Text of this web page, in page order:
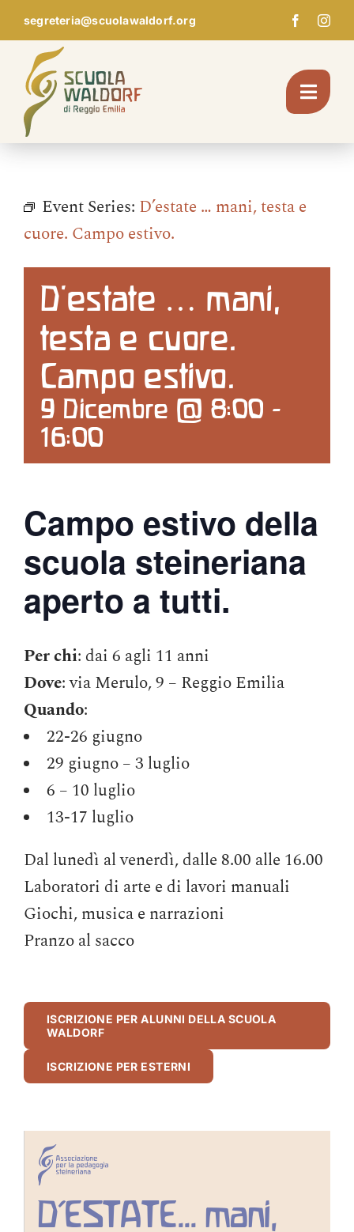
Skip
to
content
segreteria@scuolawaldorf.org
Giardino d’infanzia
Scuola
Pedagogia
Contattaci
Search
for:
Event Series: D’estate … mani, testa e
cuore. Campo estivo.
D’estate … mani,
testa e cuore.
Campo estivo.
9 Dicembre @ 8:00 -
16:00
Campo estivo della
scuola steineriana
aperto a tutti.
Per chi: dai 6 agli 11 anni
Dove: via Merulo, 9 – Reggio Emilia
Quando:
22-26 giugno
29 giugno – 3 luglio
6 – 10 luglio
13-17 luglio
Dal lunedì al venerdì, dalle 8.00 alle 16.00
Laboratori di arte e di lavori manuali
Giochi, musica e narrazioni
Pranzo al sacco
ISCRIZIONE PER ALUNNI DELLA SCUOLA
WALDORF
ISCRIZIONE PER ESTERNI